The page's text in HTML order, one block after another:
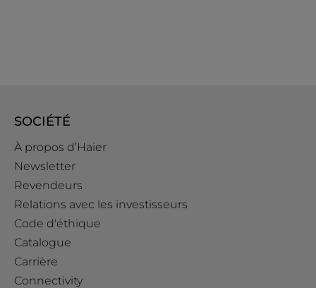
SOCIÉTÉ
À propos d’Haier
Newsletter
Revendeurs
Relations avec les investisseurs
Code d'éthique
Catalogue
Carrière
Connectivity